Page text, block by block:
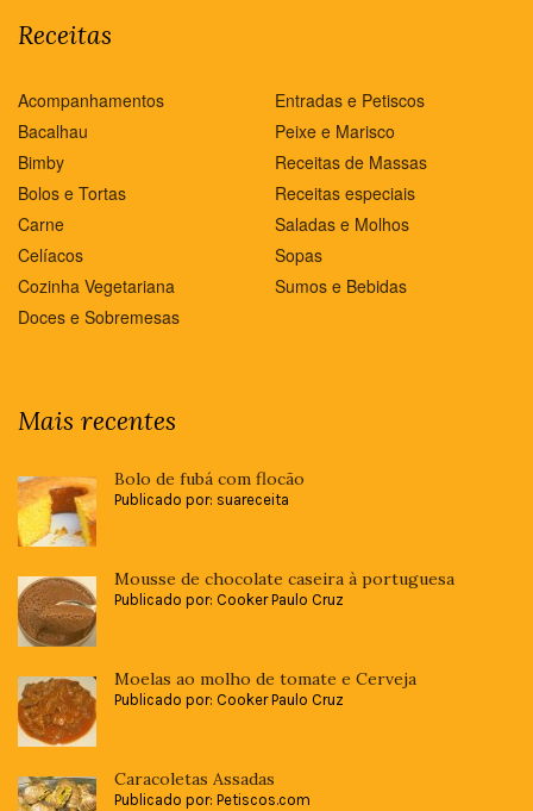
Receitas
Acompanhamentos
Bacalhau
Bimby
Bolos e Tortas
Carne
Celíacos
Cozinha Vegetariana
Doces e Sobremesas
Entradas e Petiscos
Peixe e Marisco
Receitas de Massas
Receitas especiais
Saladas e Molhos
Sopas
Sumos e Bebidas
Mais recentes
Bolo de fubá com flocão
Publicado por: suareceita
Mousse de chocolate caseira à portuguesa
Publicado por: Cooker Paulo Cruz
Moelas ao molho de tomate e Cerveja
Publicado por: Cooker Paulo Cruz
Caracoletas Assadas
Publicado por: Petiscos.com